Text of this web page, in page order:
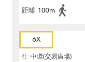
距離 100m
6X
往 中環(交易廣場)